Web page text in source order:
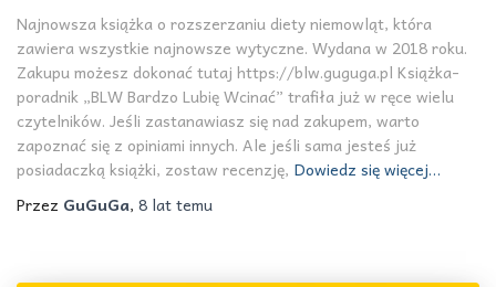
Najnowsza książka o rozszerzaniu diety niemowląt, która
zawiera wszystkie najnowsze wytyczne. Wydana w 2018 roku.
Zakupu możesz dokonać tutaj https://blw.guguga.pl Książka-
poradnik „BLW Bardzo Lubię Wcinać” trafiła już w ręce wielu
czytelników. Jeśli zastanawiasz się nad zakupem, warto
zapoznać się z opiniami innych. Ale jeśli sama jesteś już
posiadaczką książki, zostaw recenzję, Dowiedz się więcej…
Przez GuGuGa, 8 lattemu